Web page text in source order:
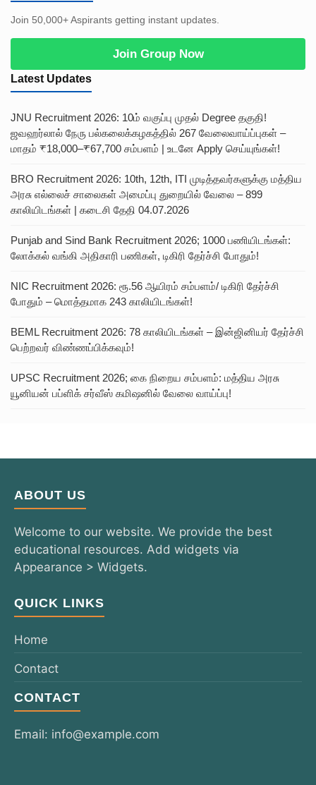
Join 50,000+ Aspirants getting instant updates.
Join Group Now
Latest Updates
JNU Recruitment 2026: 10ம் வகுப்பு முதல் Degree தகுதி!
ஜவஹர்லால் நேரு பல்கலைக்கழகத்தில் 267 வேலைவாய்ப்புகள் –
மாதம் ₹18,000–₹67,700 சம்பளம் | உடனே Apply செய்யுங்கள்!
BRO Recruitment 2026: 10th, 12th, ITI முடித்தவர்களுக்கு மத்திய
அரசு எல்லைச் சாலைகள் அமைப்பு துறையில் வேலை – 899
காலியிடங்கள் | கடைசி தேதி 04.07.2026
Punjab and Sind Bank Recruitment 2026; 1000 பணியிடங்கள்:
லோக்கல் வங்கி அதிகாரி பணிகள், டிகிரி தேர்ச்சி போதும்!
NIC Recruitment 2026: ரூ.56 ஆயிரம் சம்பளம்/ டிகிரி தேர்ச்சி
போதும் – மொத்தமாக 243 காலியிடங்கள்!
BEML Recruitment 2026: 78 காலியிடங்கள் – இன்ஜினியர் தேர்ச்சி
பெற்றவர் விண்ணப்பிக்கவும்!
UPSC Recruitment 2026; கை நிறைய சம்பளம்: மத்திய அரசு
யூனியன் பப்ளிக் சர்வீஸ் கமிஷனில் வேலை வாய்ப்பு!
ABOUT US
Welcome to our website. We provide the best
educational resources. Add widgets via
Appearance > Widgets.
QUICK LINKS
Home
Contact
CONTACT
Email: info@example.com